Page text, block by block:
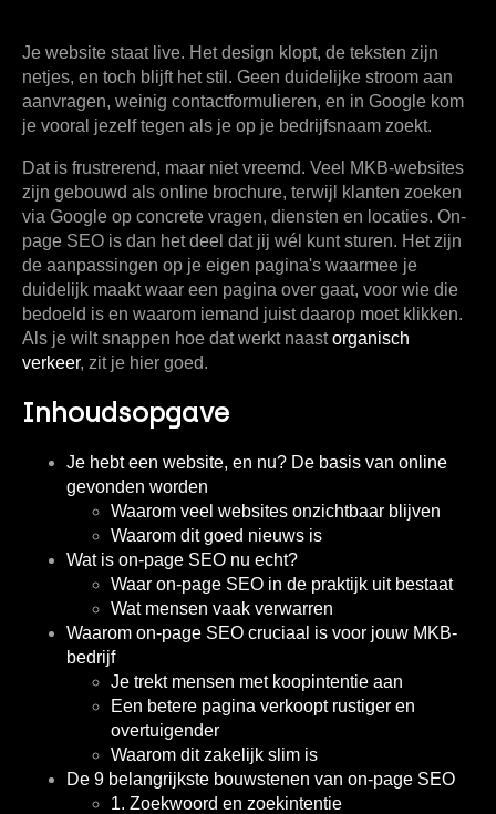
Je website staat live. Het design klopt, de teksten zijn
netjes, en toch blijft het stil. Geen duidelijke stroom aan
aanvragen, weinig contactformulieren, en in Google kom
je vooral jezelf tegen als je op je bedrijfsnaam zoekt.
Dat is frustrerend, maar niet vreemd. Veel MKB-websites
zijn gebouwd als online brochure, terwijl klanten zoeken
via Google op concrete vragen, diensten en locaties. On-
page SEO is dan het deel dat jij wél kunt sturen. Het zijn
de aanpassingen op je eigen pagina's waarmee je
duidelijk maakt waar een pagina over gaat, voor wie die
bedoeld is en waarom iemand juist daarop moet klikken.
Als je wilt snappen hoe dat werkt naastorganisch
verkeer, zit je hier goed.
Inhoudsopgave
Je hebt een website, en nu? De basis van online
gevonden worden
Waarom veel websites onzichtbaar blijven
Waarom dit goed nieuws is
Wat is on-page SEO nu echt?
Waar on-page SEO in de praktijk uit bestaat
Wat mensen vaak verwarren
Waarom on-page SEO cruciaal is voor jouw MKB-
bedrijf
Je trekt mensen met koopintentie aan
Een betere pagina verkoopt rustiger en
overtuigender
Waarom dit zakelijk slim is
De 9 belangrijkste bouwstenen van on-page SEO
1. Zoekwoord en zoekintentie